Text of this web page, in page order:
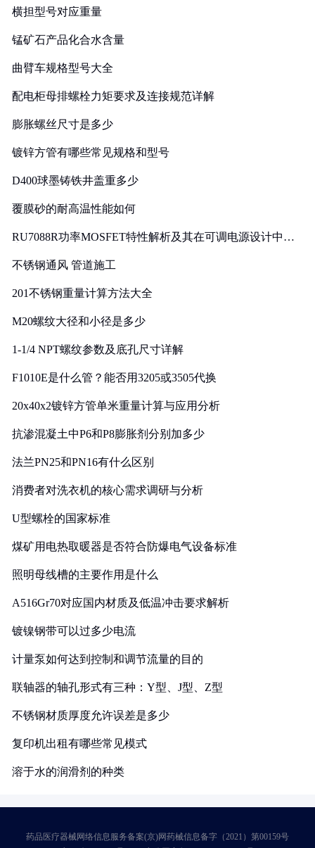
横担型号对应重量
锰矿石产品化合水含量
曲臂车规格型号大全
配电柜母排螺栓力矩要求及连接规范详解
膨胀螺丝尺寸是多少
镀锌方管有哪些常见规格和型号
D400球墨铸铁井盖重多少
覆膜砂的耐高温性能如何
RU7088R功率MOSFET特性解析及其在可调电源设计中的
不锈钢通风 管道施工
201不锈钢重量计算方法大全
M20螺纹大径和小径是多少
1-1/4 NPT螺纹参数及底孔尺寸详解
F1010E是什么管？能否用3205或3505代换
20x40x2镀锌方管单米重量计算与应用分析
抗渗混凝土中P6和P8膨胀剂分别加多少
法兰PN25和PN16有什么区别
消费者对洗衣机的核心需求调研与分析
U型螺栓的国家标准
煤矿用电热取暖器是否符合防爆电气设备标准
照明母线槽的主要作用是什么
A516Gr70对应国内材质及低温冲击要求解析
镀镍钢带可以过多少电流
计量泵如何达到控制和调节流量的目的
联轴器的轴孔形式有三种：Y型、J型、Z型
不锈钢材质厚度允许误差是多少
复印机出租有哪些常见模式
溶于水的润滑剂的种类
药品医疗器械网络信息服务备案(京)网药械信息备字（2021）第00159号